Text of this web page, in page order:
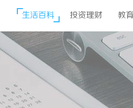
生活百科 投资理财 教